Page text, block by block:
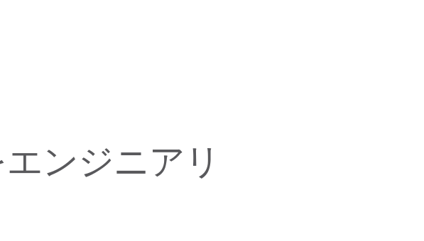
ンジニアリ